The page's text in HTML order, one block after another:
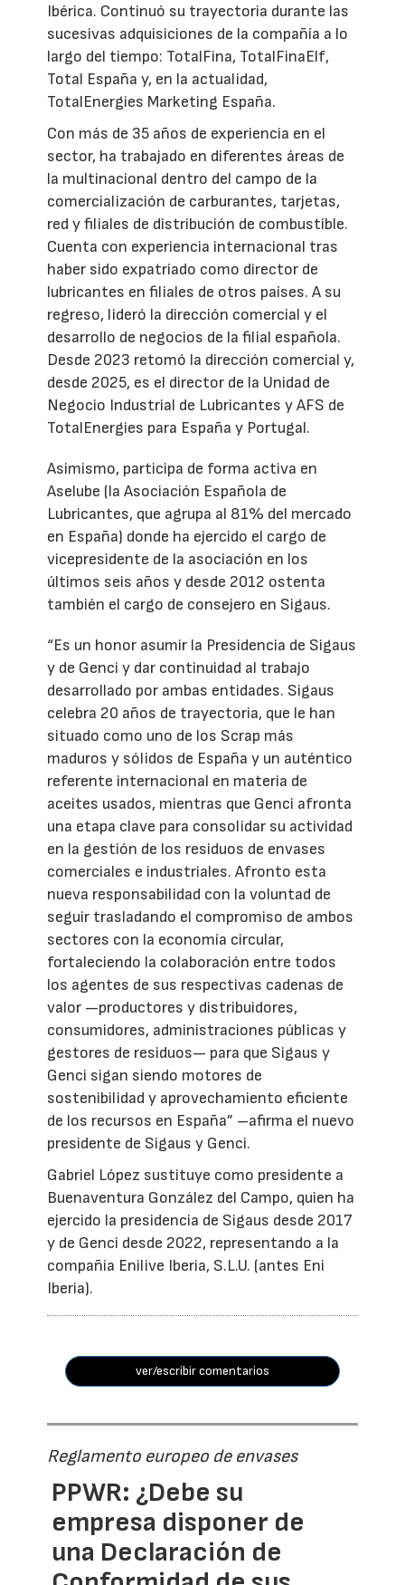
Ibérica. Continuó su trayectoria durante las
sucesivas adquisiciones de la compañía a lo
largo del tiempo: TotalFina, TotalFinaElf,
Total España y, en la actualidad,
TotalEnergies Marketing España.
Con más de 35 años de experiencia en el
sector, ha trabajado en diferentes áreas de
la multinacional dentro del campo de la
comercialización de carburantes, tarjetas,
red y filiales de distribución de combustible.
Cuenta con experiencia internacional tras
haber sido expatriado como director de
lubricantes en filiales de otros países. A su
regreso, lideró la dirección comercial y el
desarrollo de negocios de la filial española.
Desde 2023 retomó la dirección comercial y,
desde 2025, es el director de la Unidad de
Negocio Industrial de Lubricantes y AFS de
TotalEnergies para España y Portugal.
Asimismo, participa de forma activa en
Aselube (la Asociación Española de
Lubricantes, que agrupa al 81% del mercado
en España) donde ha ejercido el cargo de
vicepresidente de la asociación en los
últimos seis años y desde 2012 ostenta
también el cargo de consejero en Sigaus.
“Es un honor asumir la Presidencia de Sigaus
y de Genci y dar continuidad al trabajo
desarrollado por ambas entidades. Sigaus
celebra 20 años de trayectoria, que le han
situado como uno de los Scrap más
maduros y sólidos de España y un auténtico
referente internacional en materia de
aceites usados, mientras que Genci afronta
una etapa clave para consolidar su actividad
en la gestión de los residuos de envases
comerciales e industriales. Afronto esta
nueva responsabilidad con la voluntad de
seguir trasladando el compromiso de ambos
sectores con la economía circular,
fortaleciendo la colaboración entre todos
los agentes de sus respectivas cadenas de
valor —productores y distribuidores,
consumidores, administraciones públicas y
gestores de residuos— para que Sigaus y
Genci sigan siendo motores de
sostenibilidad y aprovechamiento eficiente
de los recursos en España” –afirma el nuevo
presidente de Sigaus y Genci.
Gabriel López sustituye como presidente a
Buenaventura González del Campo, quien ha
ejercido la presidencia de Sigaus desde 2017
y de Genci desde 2022, representando a la
compañía Enilive Iberia, S.L.U. (antes Eni
Iberia).
ver/escribir comentarios
Reglamento europeo de envases
PPWR: ¿Debe su
empresa disponer de
una Declaración de